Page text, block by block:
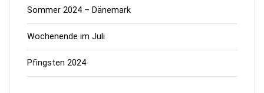
Sommer 2024 – Dänemark
Wochenende im Juli
Pfingsten 2024